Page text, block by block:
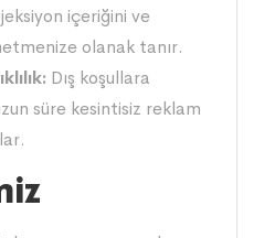
içeriğini ve
olanak tanır.
Dış koşullara
süre kesintisiz reklam